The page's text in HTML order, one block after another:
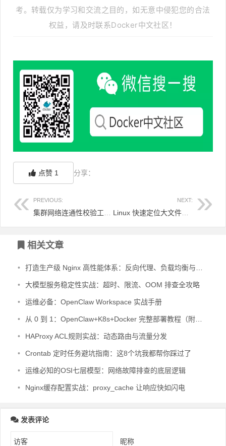
考。转载仅为学习和交流之目的，如无意中侵犯您的合法
权益，请及时联系Docker中文社区！
点赞 1 分享：
PREVIOUS: NEXT:
Linux 快速定位大文件和日志的实用技巧
相关文章
• 打造生产级 Nginx 高性能体系：反向代理、负载均衡与缓存优化实践
• 大模型服务稳定性实战：超时、限流、OOM 排查全攻略
• 运维必备：OpenClaw Workspace 实战手册
• 从 0 到 1：OpenClaw+K8s+Docker 完整部署教程（附避坑 + 排错）
• HAProxy ACL规则实战：动态路由与流量分发
• Crontab 定时任务避坑指南：这8个坑我都帮你踩过了
• 运维必知的OSI七层模型：网络故障排查的底层逻辑
• Nginx缓存配置实战：proxy_cache 让响应快如闪电
发表评论
昵称